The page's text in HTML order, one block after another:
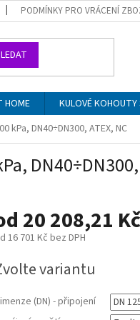
PODMÍNKY PRO VRÁCENÍ
HOME KULOVÉ
kPa, DN40÷DN300, ATEX, NC
DN40÷DN300,
20 208,21 Kč
16 701 Kč bez DPH
variantu
(DN) - připojení